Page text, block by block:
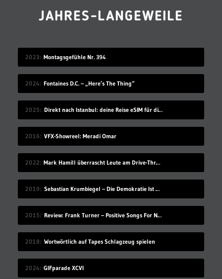
JAHRES-LANGEWEILE
2023 Montagsgefühle Nr. 394
2024 Fontaines D.C. – „Here’s The Thing“
2025 Direkt nach Istanbul: deine Reise eSIM für die Türkei
2016 VFX-Showreel: Meradi Omar
2022 Mark Hamill überrascht Leute am Drive-Thru-Schalter
2019 Sebastian Krumbiegel – Die Demokratie Ist Weiblich
2015 Review: Frank Turner – Positive Songs For Negative People
2018 Wortwörtlich auf Tapes Schlagzeug spielen
2024 GIFparade XCVI